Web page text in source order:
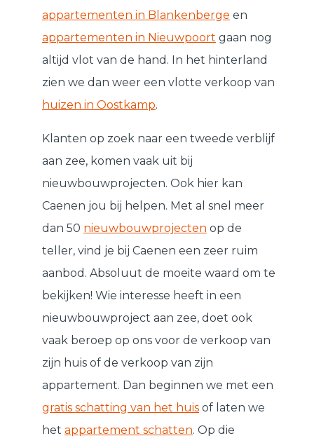
appartementen in Blankenberge en
appartementen in Nieuwpoort gaan nog
altijd vlot van de hand. In het hinterland
zien we dan weer een vlotte verkoop van
huizen in Oostkamp.
Klanten op zoek naar een tweede verblijf
aan zee, komen vaak uit bij
nieuwbouwprojecten. Ook hier kan
Caenen jou bij helpen. Met al snel meer
dan 50 nieuwbouwprojecten op de
teller, vind je bij Caenen een zeer ruim
aanbod. Absoluut de moeite waard om te
bekijken! Wie interesse heeft in een
nieuwbouwproject aan zee, doet ook
vaak beroep op ons voor de verkoop van
zijn huis of de verkoop van zijn
appartement. Dan beginnen we met een
gratis schatting van het huis of laten we
het appartement schatten. Op die